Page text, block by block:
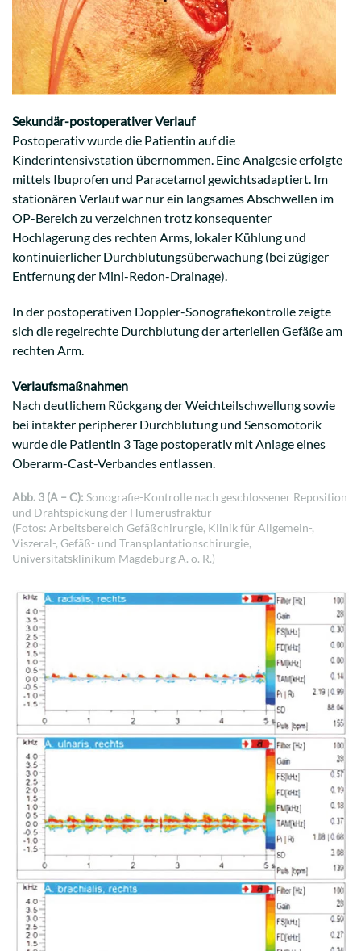
Sekundär-postoperativer Verlauf
Postoperativ wurde die Patientin auf die
Kinderintensivstation übernommen. Eine Analgesie erfolgte
mittels Ibuprofen und Paracetamol gewichtsadaptiert. Im
stationären Verlauf war nur ein langsames Abschwellen im
OP-Bereich zu verzeichnen trotz konsequenter
Hochlagerung des rechten Arms, lokaler Kühlung und
kontinuierlicher Durchblutungsüberwachung (bei zügiger
Entfernung der Mini-Redon-Drainage).
In der postoperativen Doppler-Sonografiekontrolle zeigte
sich die regelrechte Durchblutung der arteriellen Gefäße am
rechten Arm.
Verlaufsmaßnahmen
Nach deutlichem Rückgang der Weichteilschwellung sowie
bei intakter peripherer Durchblutung und Sensomotorik
wurde die Patientin 3 Tage postoperativ mit Anlage eines
Oberarm-Cast-Verbandes entlassen.
Abb. 3 (A – C): Sonografie-Kontrolle nach geschlossener Reposition
und Drahtspickung der Humerusfraktur
(Fotos: Arbeitsbereich Gefäßchirurgie, Klinik für Allgemein-,
Viszeral-, Gefäß- und Transplantationschirurgie,
Universitätsklinikum Magdeburg A. ö. R.)